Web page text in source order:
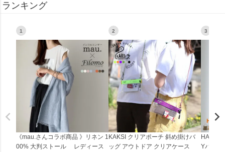
ランキング
1
《mau.さんコラボ商品 》リネン 1
00% 大判ストール レディース
2
KAKSI クリアポーチ 斜め掛けバ
ッグ アウトドア クリアケース
3
Yバッグ